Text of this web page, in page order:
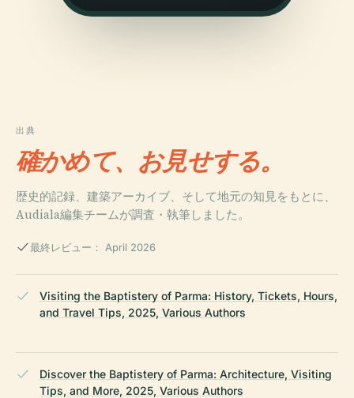
出典
確かめて、お見せする。
歴史的記録、建築アーカイブ、そして地元の知見をもとに、
Audiala編集チームが調査・執筆しました。
最終レビュー： April 2026
Visiting the Baptistery of Parma: History, Tickets, Hours,
and Travel Tips, 2025, Various Authors
Discover the Baptistery of Parma: Architecture, Visiting
Tips, and More, 2025, Various Authors